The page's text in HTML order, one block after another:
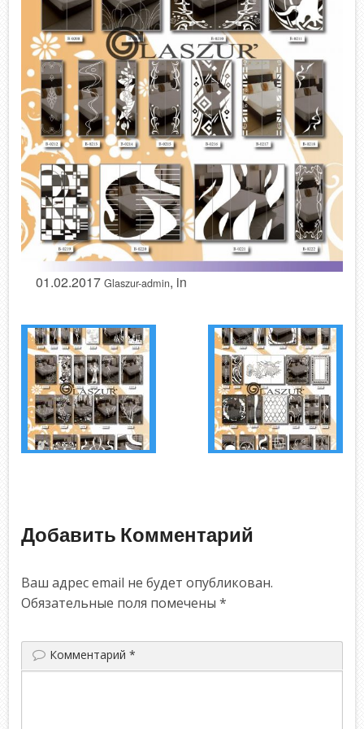
01.02.2017 Glaszur-admin, in
Добавить Комментарий
Ваш адрес email не будет опубликован.
Обязательные поля помечены*
Комментарий*